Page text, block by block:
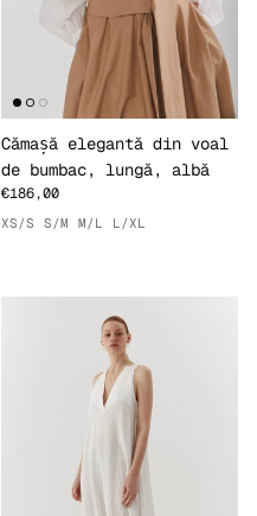
Cămașă elegantă din voal
de bumbac, lungă, albă
€186,00
XS/S S/M M/L L/XL